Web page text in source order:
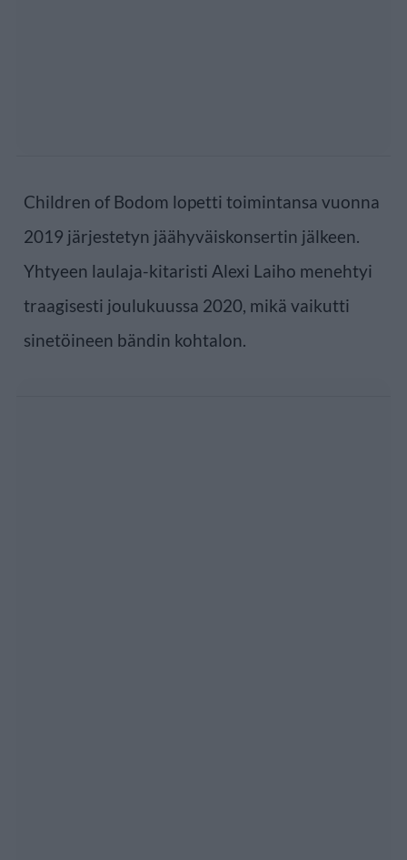
Children of Bodom lopetti toimintansa vuonna
2019 järjestetyn jäähyväiskonsertin jälkeen.
Yhtyeen laulaja-kitaristi Alexi Laiho menehtyi
traagisesti joulukuussa 2020, mikä vaikutti
sinetöineen bändin kohtalon.